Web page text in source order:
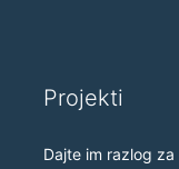
Projekti
Dajte im razlog za